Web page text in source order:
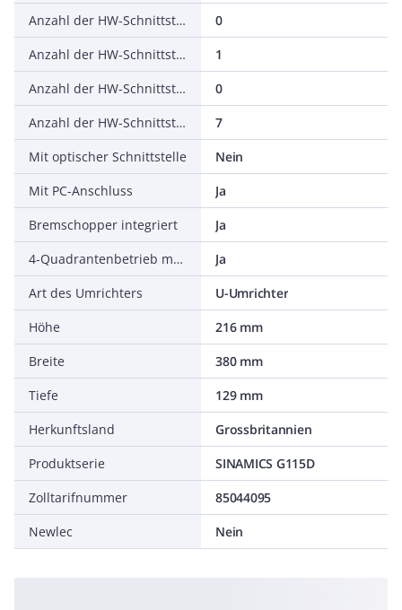
Anzahl der HW-Schnittstellen seriell TTY
0
Anzahl der HW-Schnittstellen USB
1
Anzahl der HW-Schnittstellen parallel
0
Anzahl der HW-Schnittstellen sonstige
7
Mit optischer Schnittstelle
Nein
Mit PC-Anschluss
Ja
Bremschopper integriert
Ja
4-Quadrantenbetrieb möglich
Ja
Art des Umrichters
U-Umrichter
Höhe
216 mm
Breite
380 mm
Tiefe
129 mm
Herkunftsland
Grossbritannien
Produktserie
SINAMICS G115D
Zolltarifnummer
85044095
Newlec
Nein